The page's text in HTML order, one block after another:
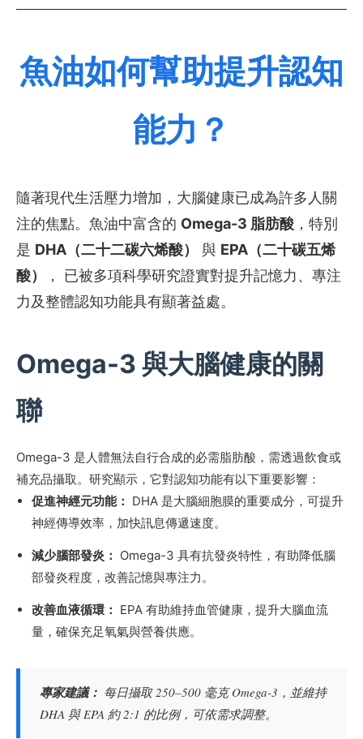
魚油如何幫助提升認知
能力？
隨著現代生活壓力增加，大腦健康已成為許多人關
注的焦點。魚油中富含的 Omega-3 脂肪酸 ，特別
是 DHA（二十二碳六烯酸） 與 EPA（二十碳五烯
酸）
， 已被多項科學研究證實對提升記憶力、專注
力及整體認知功能具有顯著益處。
Omega-3 與大腦健康的關
聯
Omega-3 是人體無法自行合成的必需脂肪酸，需透過飲食或
補充品攝取。研究顯示，它對認知功能有以下重要影響：
促進神經元功能： DHA 是大腦細胞膜的重要成分，可提升
神經傳導效率，加快訊息傳遞速度。
減少腦部發炎： Omega-3 具有抗發炎特性，有助降低腦
部發炎程度，改善記憶與專注力。
改善血液循環： EPA 有助維持血管健康，提升大腦血流
量，確保充足氧氣與營養供應。
專家建議： 每日攝取 250–500 毫克 Omega-3，並維持
DHA 與 EPA 約 2:1 的比例，可依需求調整。